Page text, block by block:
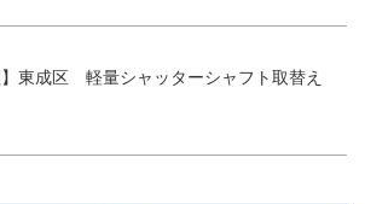
】東成区 軽量シャッターシャフト取替え